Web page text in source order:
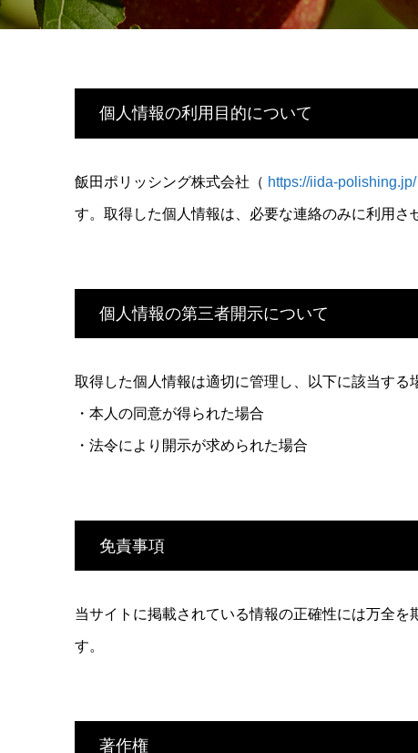
個人情報の利用目的について
飯田ポリッシング株式会社（ https://iida-polishing.jp/
す。取得した個人情報は、必要な連絡のみに利用さ
個人情報の第三者開示について
取得した個人情報は適切に管理し、以下に該当する
・本人の同意が得られた場合
・法令により開示が求められた場合
免責事項
当サイトに掲載されている情報の正確性には万全
す。
著作権